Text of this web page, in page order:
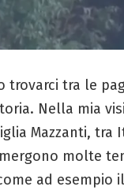
trovarci tra le
Nella mia
Mazzanti, tra
molte
ad esempio